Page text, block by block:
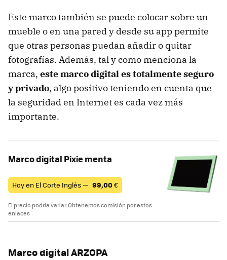
Este marco también se puede colocar sobre un
mueble o en una pared y desde su app permite
que otras personas puedan añadir o quitar
fotografías. Además, tal y como menciona la
marca, este marco digital es totalmente seguro
y privado, algo positivo teniendo en cuenta que
la seguridad en Internet es cada vez más
importante.
Marco digital Pixie menta
Hoy en El Corte Inglés — 99,00€
El precio podría variar. Obtenemos comisión por estos
enlaces
Marco digital ARZOPA